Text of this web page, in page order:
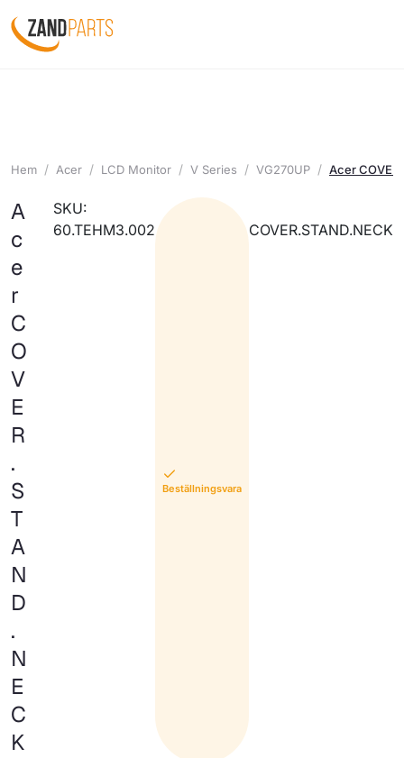
Hem Acer LCD Monitor V Series VG270UP Acer
A
c
e
r
C
O
V
E
R
.
S
T
A
N
D
.
N
E
C
K
SKU:
60.TEHM3.002
Beställningsvara
COVER.STAND.NECK